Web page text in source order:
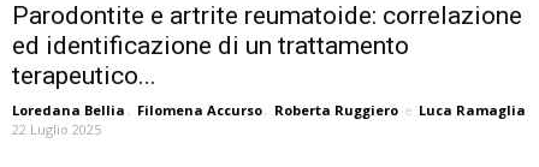
Parodontite e artrite reumatoide: correlazione
ed identificazione di un trattamento
terapeutico...
Loredana Bellia , Filomena Accurso , Roberta Ruggiero e Luca Ramaglia
22 Luglio 2025